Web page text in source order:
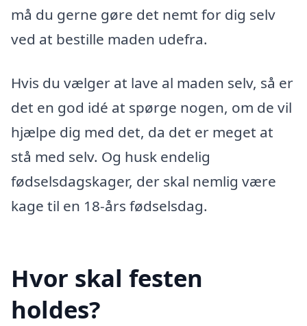
må du gerne gøre det nemt for dig selv
ved at bestille maden udefra.
Hvis du vælger at lave al maden selv, så er
det en god idé at spørge nogen, om de vil
hjælpe dig med det, da det er meget at
stå med selv. Og husk endelig
fødselsdagskager, der skal nemlig være
kage til en 18-års fødselsdag.
Hvor skal festen
holdes?